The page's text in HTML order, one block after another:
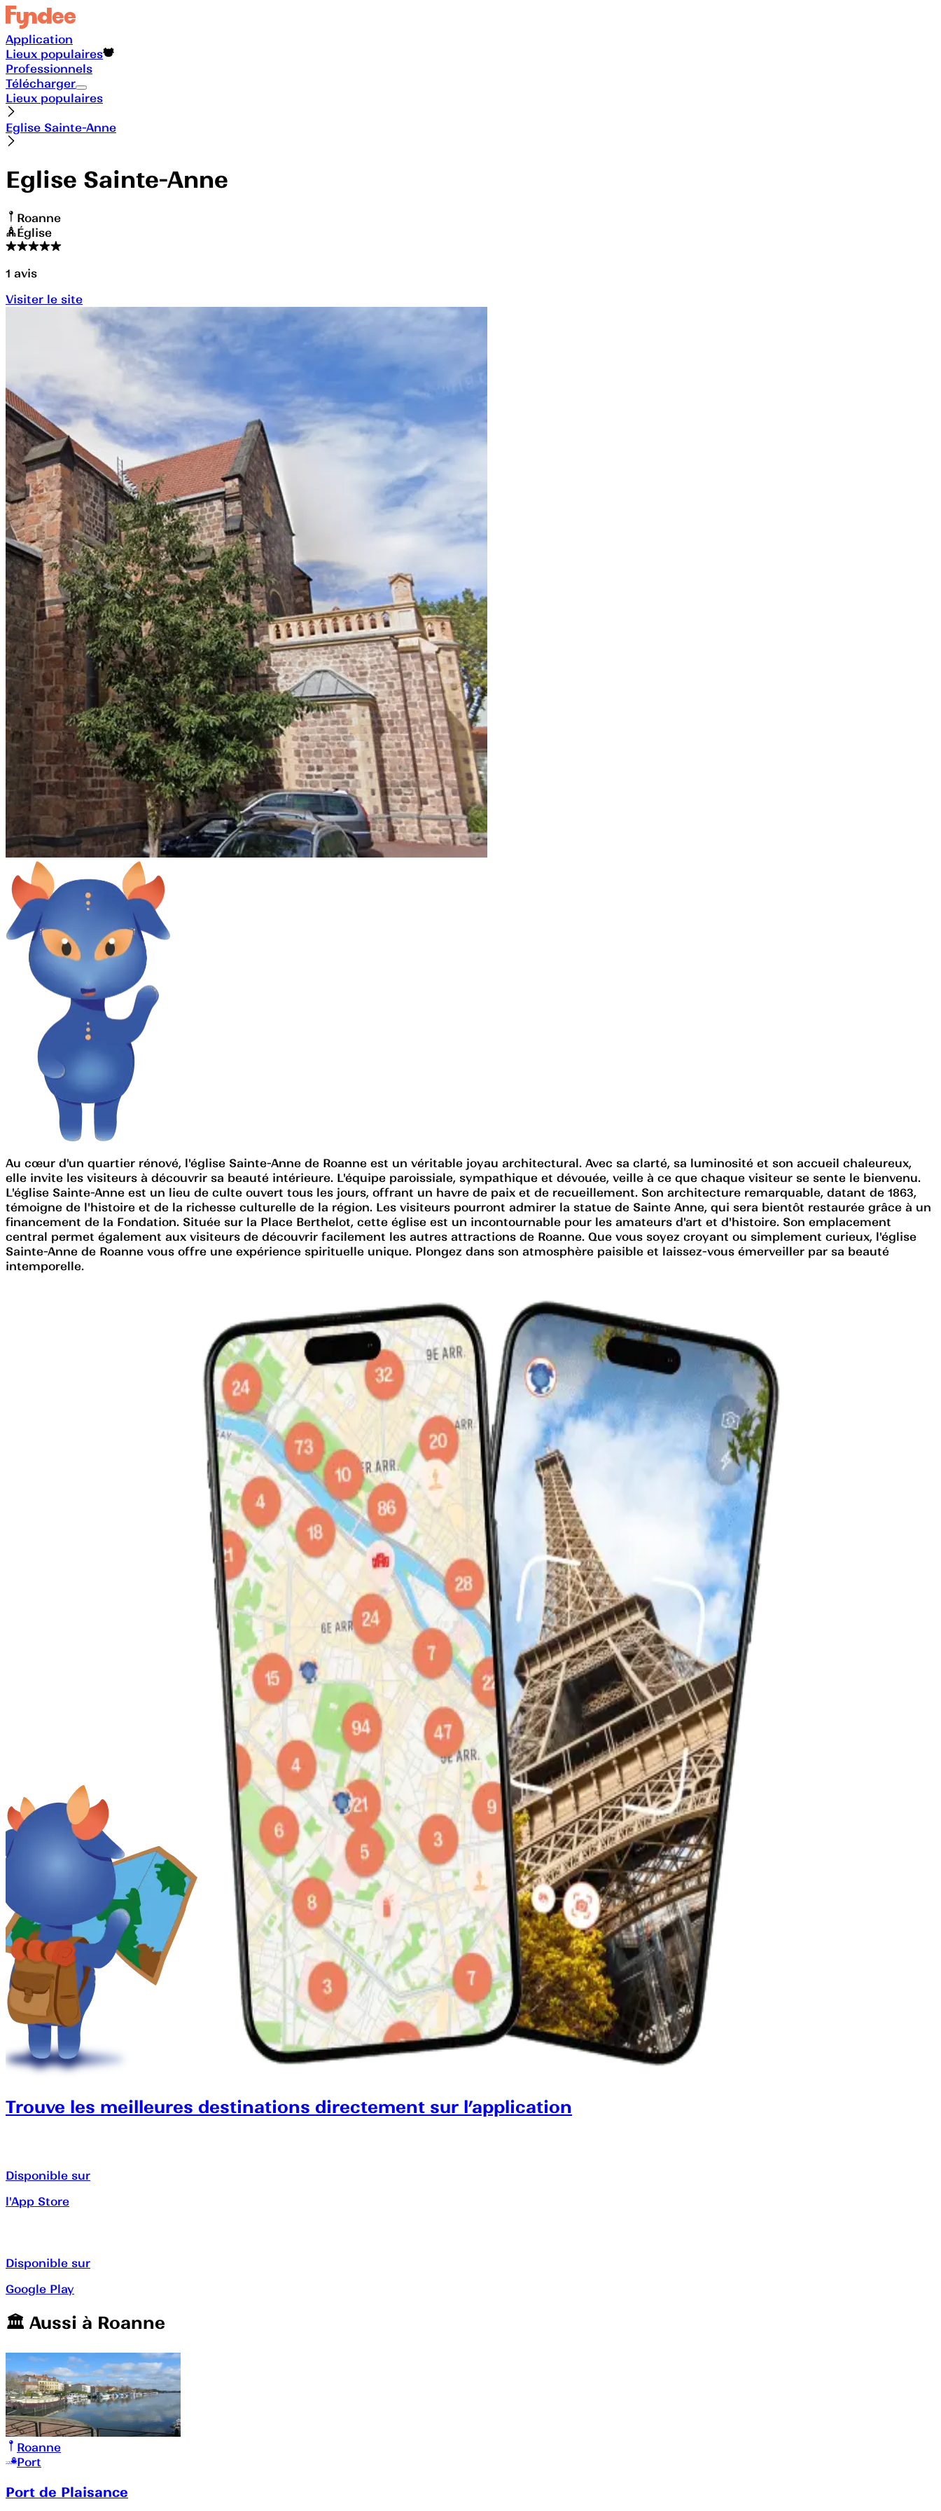
Application
Lieux populaires
Professionnels
Télécharger
Lieux populaires
Eglise Sainte-Anne
Eglise Sainte-Anne
Roanne
Église
1 avis
Visiter le site
Au cœur d'un quartier rénové, l'église Sainte-Anne de Roanne est un véritable joyau architectural. Avec sa clarté, sa luminosité et son accueil chaleureux,
elle invite les visiteurs à découvrir sa beauté intérieure. L'équipe paroissiale, sympathique et dévouée, veille à ce que chaque visiteur se sente le bienvenu.
L'église Sainte-Anne est un lieu de culte ouvert tous les jours, offrant un havre de paix et de recueillement. Son architecture remarquable, datant de 1863,
témoigne de l'histoire et de la richesse culturelle de la région. Les visiteurs pourront admirer la statue de Sainte Anne, qui sera bientôt restaurée grâce à un
financement de la Fondation. Située sur la Place Berthelot, cette église est un incontournable pour les amateurs d'art et d'histoire. Son emplacement
central permet également aux visiteurs de découvrir facilement les autres attractions de Roanne. Que vous soyez croyant ou simplement curieux, l'église
Sainte-Anne de Roanne vous offre une expérience spirituelle unique. Plongez dans son atmosphère paisible et laissez-vous émerveiller par sa beauté
intemporelle.
Trouve les meilleures destinations directement sur l’application
Disponible sur
l'App Store
Disponible sur
Google Play
🏛️️ Aussi à Roanne
Roanne
Port
Port de Plaisance